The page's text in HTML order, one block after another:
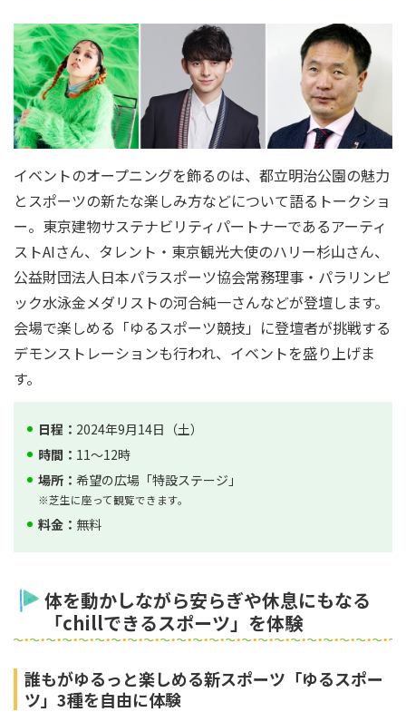
イベントのオープニングを飾るのは、都立明治公園の魅力
とスポーツの新たな楽しみ方などについて語るトークショ
ー。東京建物サステナビリティパートナーであるアーティ
ストAIさん、タレント・東京観光大使のハリー杉山さん、
公益財団法人日本パラスポーツ協会常務理事・パラリンピ
ック水泳金メダリストの河合純一さんなどが登壇します。
会場で楽しめる「ゆるスポーツ競技」に登壇者が挑戦する
デモンストレーションも行われ、イベントを盛り上げま
す。
日程： 2024年9月14日（土）
時間： 11～12時
場所： 希望の広場「特設ステージ」
※芝生に座って観覧できます。
料金： 無料
体を動かしながら安らぎや休息にもなる
「chillできるスポーツ」を体験
誰もがゆるっと楽しめる新スポーツ「ゆるスポー
ツ」3種を自由に体験